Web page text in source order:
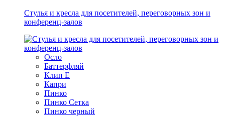
Стулья и кресла для посетителей, переговорных зон и
конференц-залов
Осло
Баттерфляй
Клип Е
Капри
Пинко
Пинко Сетка
Пинко черный